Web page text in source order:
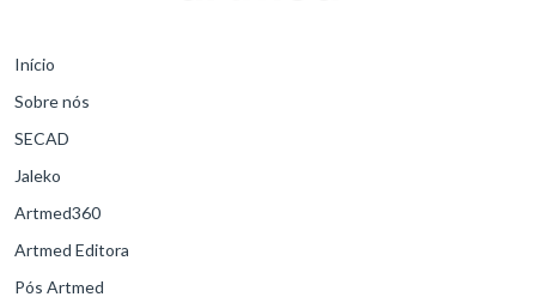
Início
Sobre nós
SECAD
Jaleko
Artmed360
Artmed Editora
Pós Artmed